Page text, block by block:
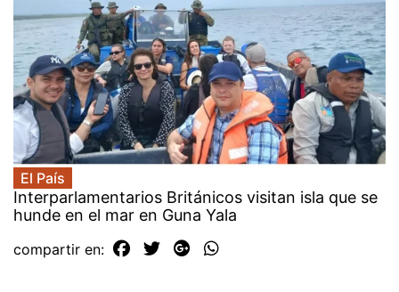
El País
Interparlamentarios Británicos visitan isla que se
hunde en el mar en Guna Yala
compartir en: